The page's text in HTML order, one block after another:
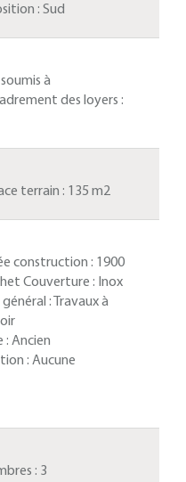
: Sud
soumis à
des loyers :
terrain : 135 m2
construction : 1900
Couverture : Inox
:
Travaux à
: Ancien
: Aucune
: 3